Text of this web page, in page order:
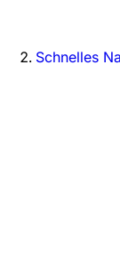
Schnelles